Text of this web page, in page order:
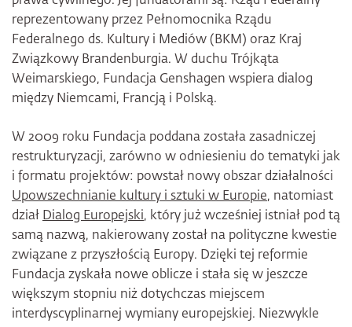
reprezentowany przez Pełnomocnika Rządu
Federalnego ds. Kultury i Mediów (BKM) oraz Kraj
Związkowy Brandenburgia. W duchu Trójkąta
Weimarskiego, Fundacja Genshagen wspiera dialog
między Niemcami, Francją i Polską.
W 2009 roku Fundacja poddana została zasadniczej
restrukturyzacji, zarówno w odniesieniu do tematyki jak
i formatu projektów: powstał nowy obszar działalności
Upowszechnianie kultury i sztuki w Europie, natomiast
dział Dialog Europejski, który już wcześniej istniał pod tą
samą nazwą, nakierowany został na polityczne kwestie
związane z przyszłością Europy. Dzięki tej reformie
Fundacja zyskała nowe oblicze i stała się w jeszcze
większym stopniu niż dotychczas miejscem
interdyscyplinarnej wymiany europejskiej. Niezwykle